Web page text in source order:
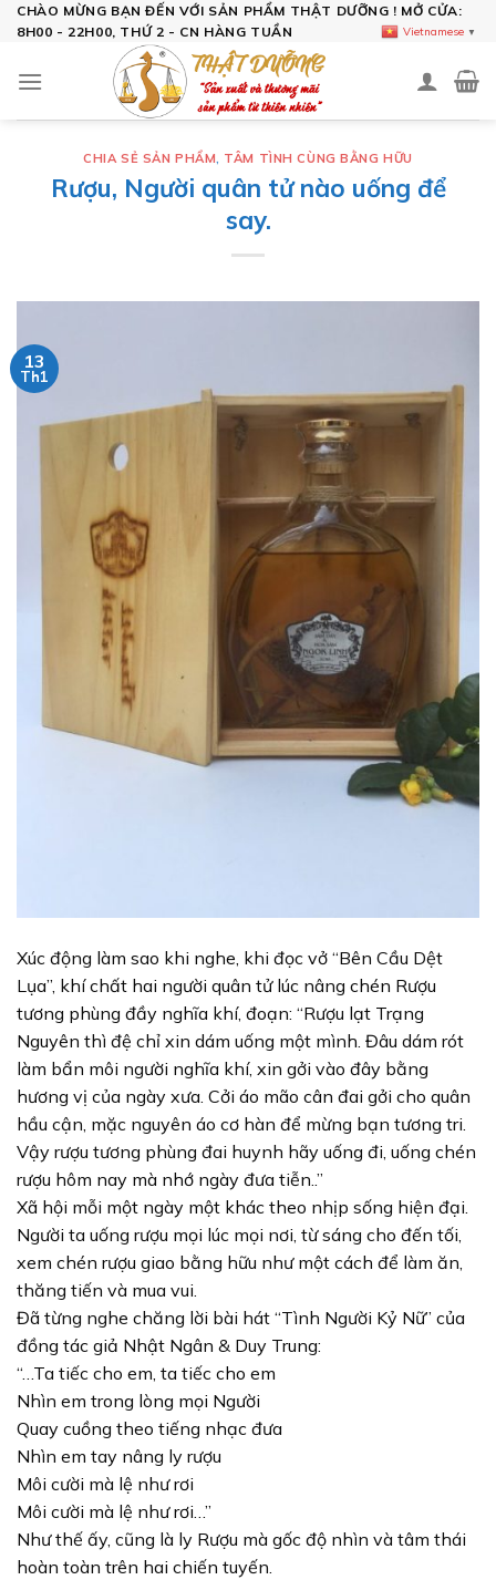
SkipCHÀO MỪNG BẠN ĐẾN VỚI SẢN PHẨM THẬT DƯỠNG ! MỞ CỬA:
8H00 - 22H00, THỨ 2 - CN HÀNG TUẦN
CHIA SẺ SẢN PHẨM, TÂM TÌNH CÙNG BẰNG HỮU
Rượu, Người quân tử nào uống để
say.
13
Th1
Xúc động làm sao khi nghe, khi đọc vở “Bên Cầu Dệt
Lụa”, khí chất hai người quân tử lúc nâng chén Rượu
tương phùng đầy nghĩa khí, đoạn: “Rượu lạt Trạng
Nguyên thì đệ chỉ xin dám uống một mình. Đâu dám rót
làm bẩn môi người nghĩa khí, xin gởi vào đây bằng
hương vị của ngày xưa. Cởi áo mão cân đai gởi cho quân
hầu cận, mặc nguyên áo cơ hàn để mừng bạn tương tri.
Vậy rượu tương phùng đai huynh hãy uống đi, uống chén
rượu hôm nay mà nhớ ngày đưa tiễn..”
Xã hội mỗi một ngày một khác theo nhịp sống hiện đại.
Người ta uống rượu mọi lúc mọi nơi, từ sáng cho đến tối,
xem chén rượu giao bằng hữu như một cách để làm ăn,
thăng tiến và mua vui.
Đã từng nghe chăng lời bài hát “Tình Người Kỷ Nữ” của
đồng tác giả Nhật Ngân & Duy Trung:
“…Ta tiếc cho em, ta tiếc cho em
Nhìn em trong lòng mọi Người
Quay cuồng theo tiếng nhạc đưa
Nhìn em tay nâng ly rượu
Môi cười mà lệ như rơi
Môi cười mà lệ như rơi…”
Như thế ấy, cũng là ly Rượu mà gốc độ nhìn và tâm thái
hoàn toàn trên hai chiến tuyến.
Vietnamese ▼